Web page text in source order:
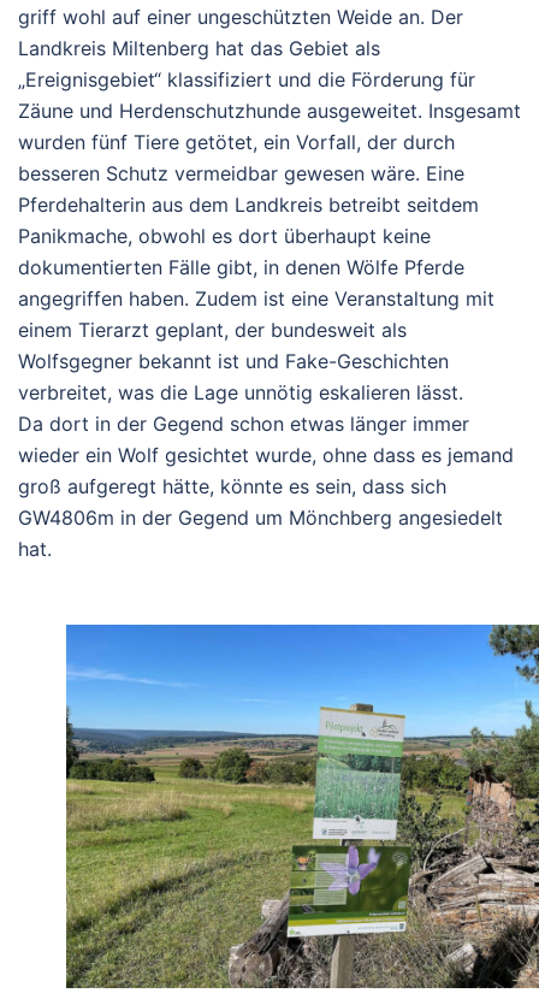
griff wohl auf einer ungeschützten Weide an. Der
Landkreis Miltenberg hat das Gebiet als
„Ereignisgebiet“ klassifiziert und die Förderung für
Zäune und Herdenschutzhunde ausgeweitet. Insgesamt
wurden fünf Tiere getötet, ein Vorfall, der durch
besseren Schutz vermeidbar gewesen wäre. Eine
Pferdehalterin aus dem Landkreis betreibt seitdem
Panikmache, obwohl es dort überhaupt keine
dokumentierten Fälle gibt, in denen Wölfe Pferde
angegriffen haben. Zudem ist eine Veranstaltung mit
einem Tierarzt geplant, der bundesweit als
Wolfsgegner bekannt ist und Fake-Geschichten
verbreitet, was die Lage unnötig eskalieren lässt.
Da dort in der Gegend schon etwas länger immer
wieder ein Wolf gesichtet wurde, ohne dass es jemand
groß aufgeregt hätte, könnte es sein, dass sich
GW4806m in der Gegend um Mönchberg angesiedelt
hat.